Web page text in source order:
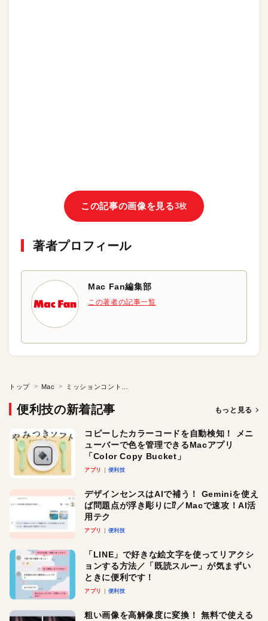
この記事の画像を見る3枚
著者プロフィール
Mac Fan編集部
この著者の記事一覧
トップ Mac
便利技の新着記事 もっと見る
コピーしたカラーコードを自動検知！ メニ
ューバーで色を管理できるMacアプリ
「Color Copy Bucket」
アプリ 便利技
デザインセンスはAIで補う！ Geminiを使え
ば問題点が浮き彫りに⁉︎／Macで速攻！AI活
用テク
アプリ 便利技
「LINE」で好きな絵文字を使ってリアクシ
ョンする方法／「既読スルー」が気まずい
ときに便利です！
アプリ 便利技
粗い画像を高解像度に変換！ 無料で使える